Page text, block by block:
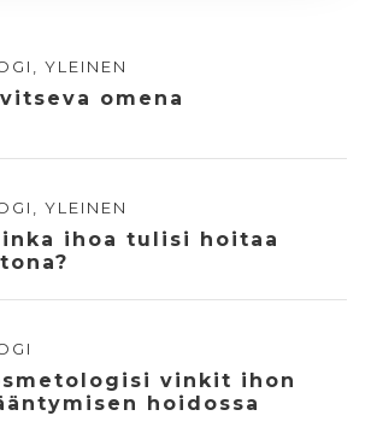
YLEINEN
omena
YLEINEN
ihoa tulisi hoitaa
vinkit ihon
hoidossa